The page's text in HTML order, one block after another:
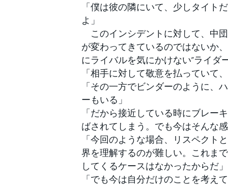
「僕は彼の隣にいて、少しタイト
よ」
このインシデントに対して、中
が変わってきているのではないか
にライバルを気にかけない”ライダ
「相手に対して敬意を払っていて
「その一方でビンダーのように、
ーもいる」
「だから接近している時にブレー
ばされてしまう。でも今はそんな
「今回のような場合、リスペクト
界を理解するのが難しい。これま
してくるケースはなかったからだ」
「でも今は自分だけのことを考え